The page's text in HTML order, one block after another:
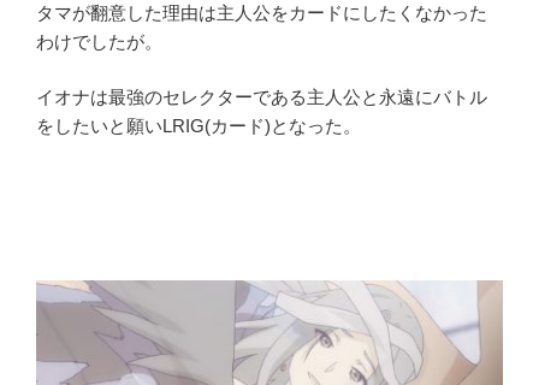
タマが翻意した理由は主人公をカードにしたくなかった
わけでしたが。
イオナは最強のセレクターである主人公と永遠にバトル
をしたいと願いLRIG(カード)となった。